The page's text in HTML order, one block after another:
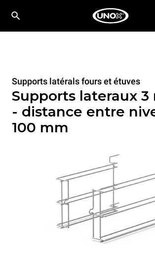
Supports latérals fours et étuves
Supports lateraux 3
- distance entre
100 mm